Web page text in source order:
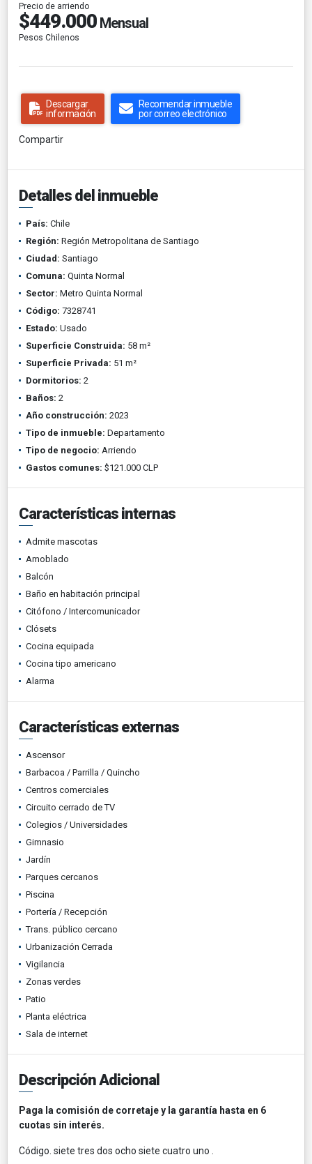
Precio de arriendo
$449.000 Mensual
Pesos Chilenos
Descargar
información
Recomendar inmueble
por correo electrónico
Compartir
Detalles del inmueble
País: Chile
Región: Región Metropolitana de Santiago
Ciudad: Santiago
Comuna: Quinta Normal
Sector: Metro Quinta Normal
Código: 7328741
Estado: Usado
Superficie Construida: 58 m²
Superficie Privada: 51 m²
Dormitorios: 2
Baños: 2
Año construcción: 2023
Tipo de inmueble: Departamento
Tipo de negocio: Arriendo
Gastos comunes: $121.000 CLP
Características internas
Admite mascotas
Amoblado
Balcón
Baño en habitación principal
Citófono / Intercomunicador
Clósets
Cocina equipada
Cocina tipo americano
Alarma
Características externas
Ascensor
Barbacoa / Parrilla / Quincho
Centros comerciales
Circuito cerrado de TV
Colegios / Universidades
Gimnasio
Jardín
Parques cercanos
Piscina
Portería / Recepción
Trans. público cercano
Urbanización Cerrada
Vigilancia
Zonas verdes
Patio
Planta eléctrica
Sala de internet
Descripción Adicional
Paga la comisión de corretaje y la garantía hasta en 6
cuotas sin interés.
Código. siete tres dos ocho siete cuatro uno .